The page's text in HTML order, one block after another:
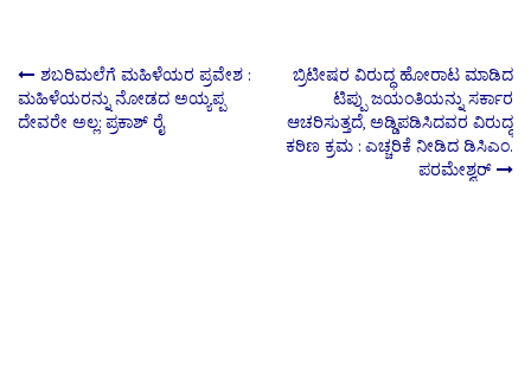
Post
navigation
ಶಬರಿಮಲೆಗೆ ಮಹಿಳೆಯರ ಪ್ರವೇಶ :
ಮಹಿಳೆಯರನ್ನು ನೋಡದ ಅಯ್ಯಪ್ಪ
ದೇವರೇ ಅಲ್ಲ: ಪ್ರಕಾಶ್ ರೈ
ಬ್ರಿಟೀಷರ ವಿರುದ್ಧ ಹೋರಾಟ ಮಾಡಿದ
ಟಿಪ್ಪು ಜಯಂತಿಯನ್ನು ಸರ್ಕಾರ
ಆಚರಿಸುತ್ತದೆ, ಅಡ್ಡಿಪಡಿಸಿದವರ ವಿರುದ್ಧ
ಕಠಿಣ ಕ್ರಮ : ಎಚ್ಚರಿಕೆ ನೀಡಿದ ಡಿಸಿಎಂ.
ಪರಮೇಶ್ವರ್